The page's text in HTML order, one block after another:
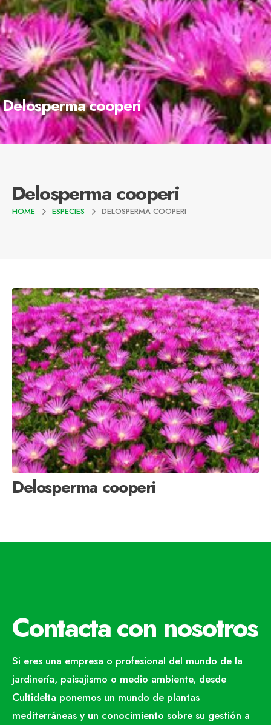
Delosperma cooperi
Delosperma cooperi
HOME ESPECIES DELOSPERMA COOPERI
Delosperma cooperi
Contacta con nosotros
Si eres una empresa o profesional del mundo de la
jardinería, paisajismo o medio ambiente, desde
Cultidelta ponemos un mundo de plantas
mediterráneas y un conocimiento sobre su gestión a